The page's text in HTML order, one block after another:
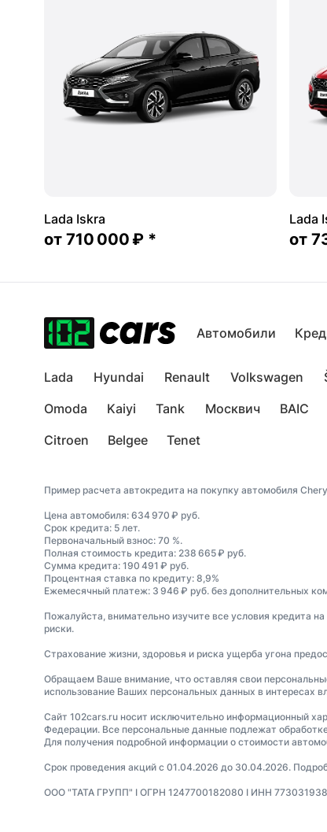
Lada Iskra
от 710 000 ₽ *
Lada
от
Автомобили
Lada Hyundai Renault Volkswagen
Omoda
Kaiyi Tank Москвич BAIC
Citroen
Belgee Tenet
Пример расчета автокредита на покупку автомобиля
Цена автомобиля: 634 970 ₽ руб.
Срок кредита: 5 лет.
Первоначальный взнос: 70 %.
Полная стоимость кредита: 238 665 ₽ руб.
Сумма кредита: 190 491 ₽ руб.
Процентная ставка по кредиту: 8,9%
Ежемесячный платеж: 3 946 ₽ руб. без дополнительных
Пожалуйста, внимательно изучите все условия кредита
риски.
Страхование жизни, здоровья и риска ущерба угона
Обращаем Ваше внимание, что оставляя свои
использование Ваших персональных данных в интересах
Сайт 102cars.ru носит исключительно информационный
Федерации. Все персональные данные подлежат
Для получения подробной информации о стоимости
Срок проведения акций с 01.04.2026 до 30.04.2026.
ООО "ТАТА ГРУПП" I ОГРН 1247700182080 I ИНН 7730319385